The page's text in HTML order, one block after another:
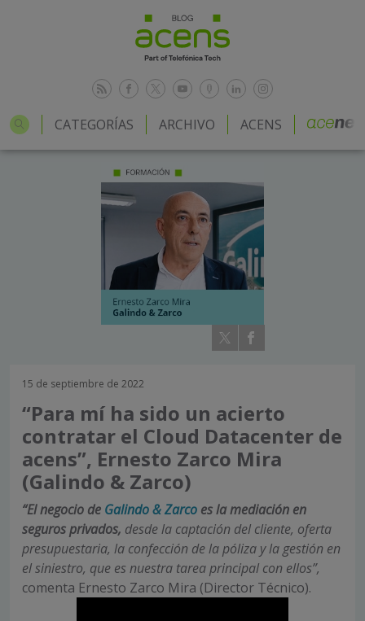
CATEGORÍAS ARCHIVO ACENS
15 de septiembre de 2022
“Para mí ha sido un acierto
contratar el Cloud Datacenter de
acens”, Ernesto Zarco Mira
(Galindo & Zarco)
“El negocio de Galindo & Zarco es la mediación en
seguros privados, desde la captación del cliente, oferta
presupuestaria, la confección de la póliza y la gestión en
el siniestro, que es nuestra tarea principal con ellos”,
comenta Ernesto Zarco Mira (Director Técnico).